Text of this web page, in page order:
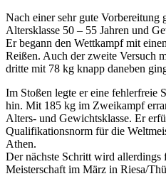
Nach einer sehr gute Vorbereitung
Altersklasse 50 – 55 Jahren und
Er begann den Wettkampf mit
Reißen. Auch der zweite Versuch
dritte mit 78 kg knapp daneben
Im Stoßen legte er eine fehlerfreie
hin. Mit 185 kg im Zweikampf
Alters- und Gewichtsklasse. Er
Qualifikationsnorm für die
Athen.
Der nächste Schritt wird allerdings
Meisterschaft im März in Riesa/